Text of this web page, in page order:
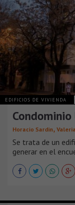
EDIFICIOS DE VIVIENDA
Horacio Sardin,
Se trata de un
generar en el